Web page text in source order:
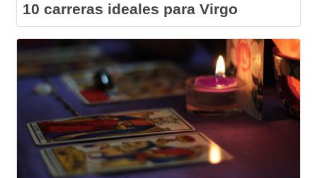
10 carreras ideales para Virgo